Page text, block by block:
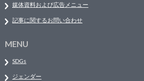
媒体資料および広告メニュー
記事に関するお問い合わせ
MENU
SDGs
ジェンダー